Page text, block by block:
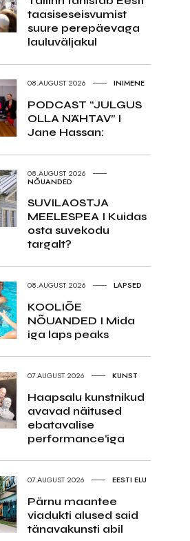
taasiseseisvumist
suure perepäevaga
lauluväljakul
08.AUGUST 2026 INIMENE
PODCAST “JULGUS
OLLA NÄHTAV” I
Jane Hassan:
08.AUGUST 2026
NÕUANDED
SUVILAOSTJA
MEELESPEA I Kuidas
osta suvekodu
targalt?
08.AUGUST 2026 LAPSED
KOOLIÕE
NÕUANDED I Mida
iga laps peaks
07.AUGUST 2026 KUNST
Haapsalu kunstnikud
avavad näitused
ebatavalise
performance’iga
07.AUGUST 2026 EESTI ELU
Pärnu maantee
viadukti alused said
tänavakunsti abil